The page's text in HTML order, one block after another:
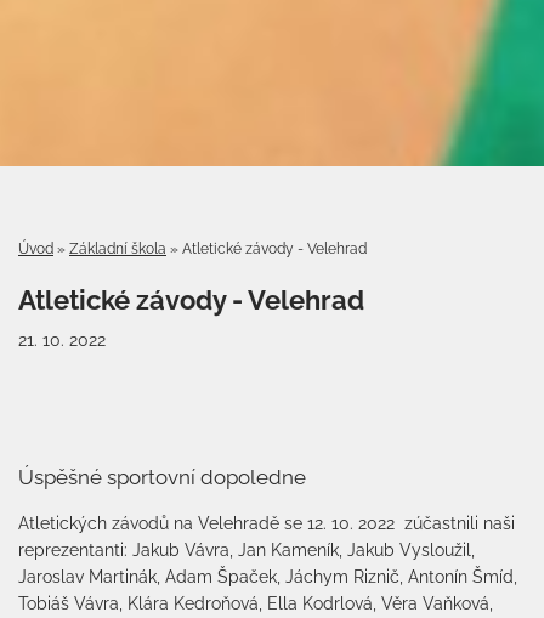
Úvod » Základní škola » Atletické závody - Velehrad
Atletické závody - Velehrad
21. 10. 2022
Úspěšné sportovní dopoledne
Atletických závodů na Velehradě se 12. 10. 2022 zúčastnili naši
reprezentanti: Jakub Vávra, Jan Kameník, Jakub Vysloužil,
Jaroslav Martinák, Adam Špaček, Jáchym Riznič, Antonín Šmíd,
Tobiáš Vávra, Klára Kedroňová, Ella Kodrlová, Věra Vaňková,